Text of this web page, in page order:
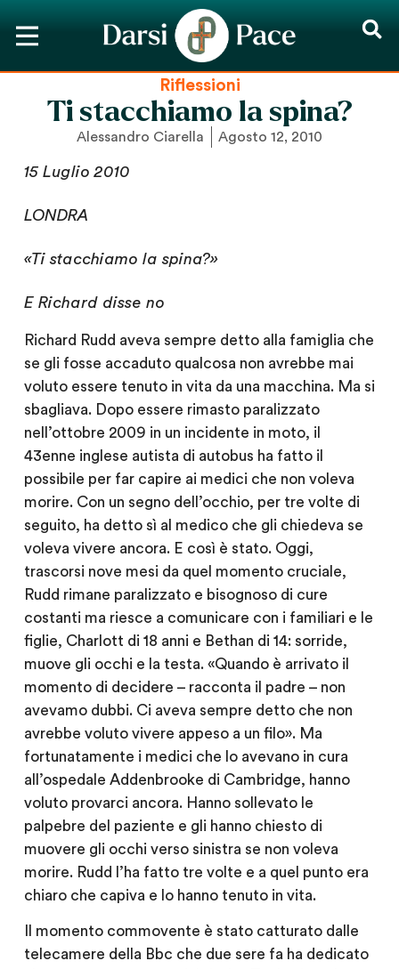
Riflessioni
Ti stacchiamo la spina?
Alessandro Ciarella Agosto 12, 2010
15 Luglio 2010
LONDRA
«Ti stacchiamo la spina?»
E Richard disse no
Richard Rudd aveva sempre detto alla famiglia che
se gli fosse accaduto qualcosa non avrebbe mai
voluto essere tenuto in vita da una macchina. Ma si
sbagliava. Dopo essere rimasto paralizzato
nell’ottobre 2009 in un incidente in moto, il
43enne inglese autista di autobus ha fatto il
possibile per far capire ai medici che non voleva
morire. Con un segno dell’occhio, per tre volte di
seguito, ha detto sì al medico che gli chiedeva se
voleva vivere ancora.E così è stato. Oggi,
trascorsi nove mesi da quel momento cruciale,
Rudd rimane paralizzato e bisognoso di cure
costanti ma riesce a comunicare con i familiari e le
figlie, Charlott di 18 anni e Bethan di 14: sorride,
muove gli occhi e la testa. «Quando è arrivato il
momento di decidere – racconta il padre – non
avevamo dubbi. Ci aveva sempre detto che non
avrebbe voluto vivere appeso a un filo». Ma
fortunatamente i medici che lo avevano in cura
all’ospedale Addenbrooke di Cambridge, hanno
voluto provarci ancora. Hanno sollevato le
palpebre del paziente e gli hanno chiesto di
muovere gli occhi verso sinistra se non voleva
morire. Rudd l’ha fatto tre volte e a quel punto era
chiaro che capiva e lo hanno tenuto in vita.
Il momento commovente è stato catturato dalle
telecamere della Bbc che due sere fa ha dedicato